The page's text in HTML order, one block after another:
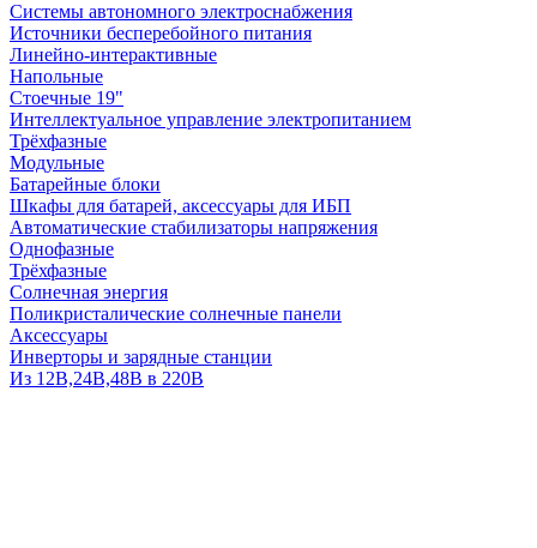
Системы автономного электроснабжения
Источники бесперебойного питания
Линейно-интерактивные
Напольные
Стоечные 19"
Интеллектуальное управление электропитанием
Трёхфазные
Модульные
Батарейные блоки
Шкафы для батарей, аксессуары для ИБП
Автоматические стабилизаторы напряжения
Однофазные
Трёхфазные
Солнечная энергия
Поликристалические солнечные панели
Аксессуары
Инверторы и зарядные станции
Из 12В,24В,48В в 220В